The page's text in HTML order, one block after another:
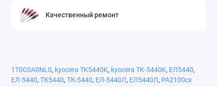
Качественный ремонт
1T0C0A0NL0, kyocera TK5440K, kyocera TK-5440K, ЕЛ5440,
ЕЛ-5440, ТК5440, ТК-5440, ЕЛ-5440Л, ЕЛ5440Л, PA2100cx